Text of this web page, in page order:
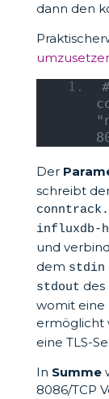
dann den
Der
schreibt
influxdb-
und
dem stdin
stdout
womit eine
ermöglicht
eine TLS-
In Summe
8086/TCP